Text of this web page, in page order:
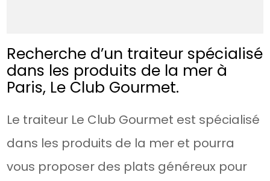
Recherche d’un traiteur spécialisé
dans les produits de la mer à
Paris, Le Club Gourmet.
Le traiteur Le Club Gourmet est spécialisé
dans les produits de la mer et pourra
vous proposer des plats généreux pour